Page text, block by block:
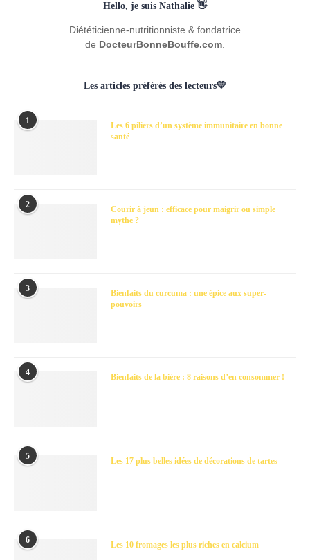
Hello, je suis Nathalie 👋
Diététicienne-nutritionniste & fondatrice
de DocteurBonneBouffe.com
Les articles préférés des lecteurs💛
1
Les 6 piliers d’un système immunitaire en bonne
santé
2
Courir à jeun : efficace pour maigrir ou simple
mythe ?
3
Bienfaits du curcuma : une épice aux super-
pouvoirs
4 Bienfaits de la bière : 8 raisons d’en consommer !
5 Les 17 plus belles idées de décorations de tartes
6 Les 10 fromages les plus riches en calcium